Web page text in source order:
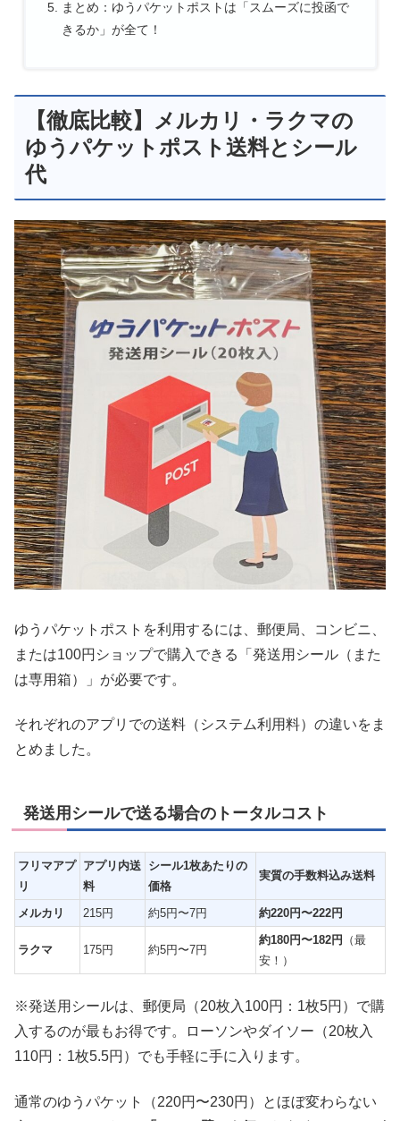
まとめ：ゆうパケットポストは「スムーズに投函で
きるか」が全て！
【徹底比較】メルカリ・ラクマの
ゆうパケットポスト送料とシール
代
ゆうパケットポストを利用するには、郵便局、コンビニ、
または100円ショップで購入できる「発送用シール（また
は専用箱）」が必要です。
それぞれのアプリでの送料（システム利用料）の違いをま
とめました。
発送用シールで送る場合のトータルコスト
フリマアプ
リ
アプリ内送
料
シール1枚あたりの
価格
実質の手数料込み送料
メルカリ 215円 約5円〜7円 約220円〜222円
ラクマ 175円 約5円〜7円
約180円〜182円
（最
安！）
※発送用シールは、郵便局（20枚入100円：1枚5円）で購
入するのが最もお得です。ローソンやダイソー（20枚入
110円：1枚5.5円）でも手軽に手に入ります。
通常のゆうパケット（220円〜230円）とほぼ変わらない